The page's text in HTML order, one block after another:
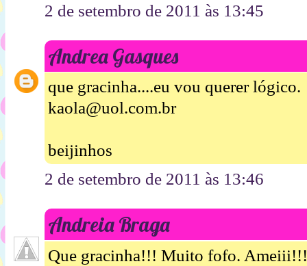
2 de setembro de 2011 às 13:45
Andrea Gasques
que gracinha....eu vou querer lógico.
kaola@uol.com.br
beijinhos
2 de setembro de 2011 às 13:46
Andreia Braga
Que gracinha!!! Muito fofo. Ameiii!!!